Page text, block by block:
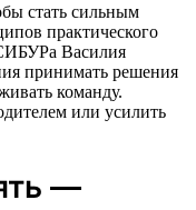
стать сильным
практического
Василия
принимать решения
команду.
или усилить
—